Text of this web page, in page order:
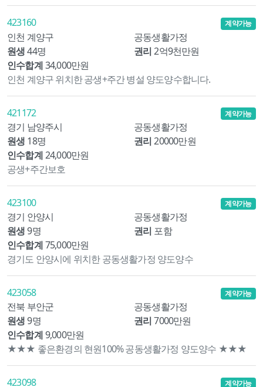
423160
인천 계양구
공동생활가정
원생 44명 권리 2억9천만원
인수합계34,000만원
계약가능
인천 계양구 위치한 공생+주간 병설 양도양수합니다.
421172
경기 남양주시
공동생활가정
원생 18명 권리 20000만원
인수합계24,000만원
계약가능
공생+주간보호
423100
경기 안양시
공동생활가정
원생 9명 권리 포함
인수합계75,000만원
계약가능
경기도 안양시에 위치한 공동생활가정 양도양수
423058
전북 부안군
공동생활가정
원생 9명 권리 7000만원
인수합계9,000만원
계약가능
★★★ 좋은환경의 현원100% 공동생활가정 양도양수 ★★★
423098 계약가능